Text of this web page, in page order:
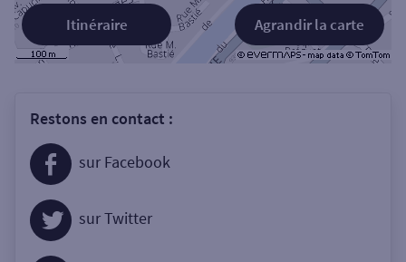
Agrandir la carte
Itinéraire
Restons en contact :
sur Facebook
sur Twitter